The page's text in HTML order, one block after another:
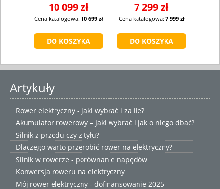
10 099 zł
Cena katalogowa: 10 699 zł
7 299 zł
Cena katalogowa: 7 999 zł
Artykuły
Rower elektryczny - jaki wybrać i za ile?
Akumulator rowerowy – Jaki wybrać i jak o niego dbać?
Silnik z przodu czy z tyłu?
Dlaczego warto przerobić rower na elektryczny?
Silnik w rowerze - porównanie napędów
Konwersja roweru na elektryczny
Mój rower elektryczny - dofinansowanie 2025